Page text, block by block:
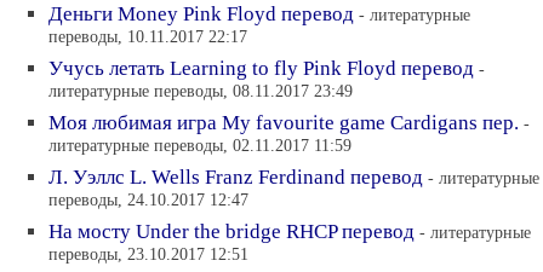
Деньги Money Pink Floyd перевод - литературные
переводы, 10.11.2017 22:17
Учусь летать Learning to fly Pink Floyd перевод -
литературные переводы, 08.11.2017 23:49
Моя любимая игра My favourite game Cardigans пер. -
литературные переводы, 02.11.2017 11:59
Л. Уэллс L. Wells Franz Ferdinand перевод - литературные
переводы, 24.10.2017 12:47
На мосту Under the bridge RHCP перевод - литературные
переводы, 23.10.2017 12:51